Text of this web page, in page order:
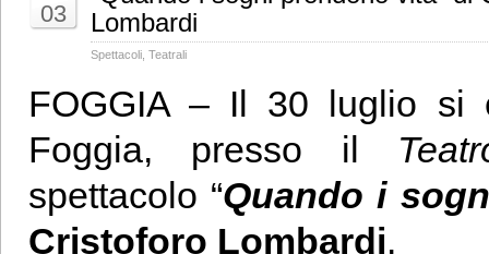
03
Lombardi
Spettacoli Teatrali
FOGGIA – Il 30 luglio si
Foggia, presso il
spettacolo “Quando i
Cristoforo Lombardi.